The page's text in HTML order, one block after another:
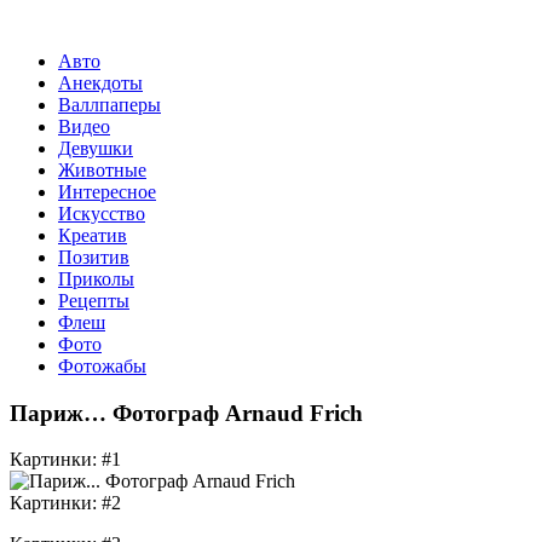
Авто
Анекдоты
Валлпаперы
Видео
Девушки
Животные
Интересное
Искусство
Креатив
Позитив
Приколы
Рецепты
Флеш
Фото
Фотожабы
Париж… Фотограф Arnaud Frich
Картинки: #1
Картинки: #2